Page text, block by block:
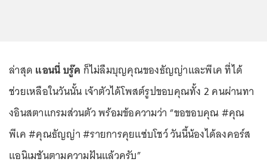
ล่าสุด แอนนี่ บรู๊ค ก็ไม่ลืมบุญคุณของธัญญ่าและพีเค ที่ได้
ช่วยเหลือในวันนั้น เจ้าตัวได้โพสต์รูปขอบคุณทั้ง 2 คนผ่านทา
งอินสตาแกรมส่วนตัว พร้อมข้อความว่า “ขอขอบคุณ #คุณ
พีเค #คุณธัญญ่า #รายการคุยแซ่บโชว์ วันนี้น้องได้ลงคอร์ส
แอนิเมชันตามความฝันแล้วครับ”